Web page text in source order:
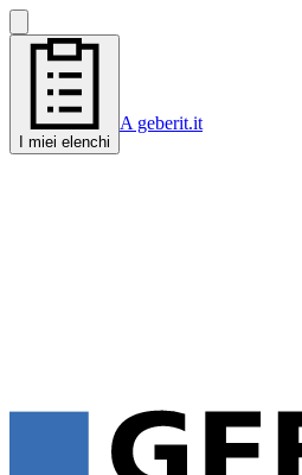
I miei elenchi
A geberit.it